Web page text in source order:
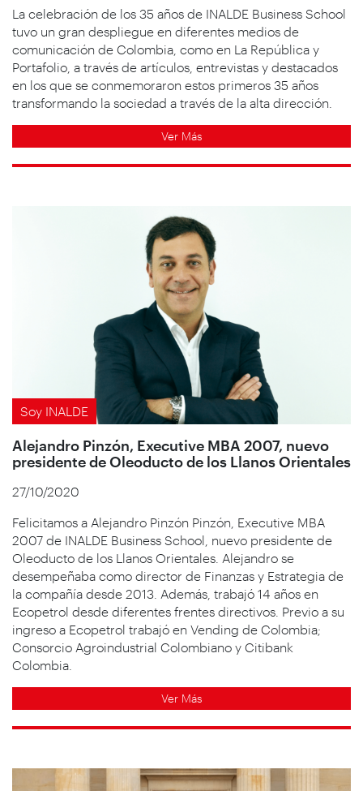
La celebración de los 35 años de INALDE Business School
tuvo un gran despliegue en diferentes medios de
comunicación de Colombia, como en La República y
Portafolio, a través de artículos, entrevistas y destacados
en los que se conmemoraron estos primeros 35 años
transformando la sociedad a través de la alta dirección.
Ver Más
Soy INALDE
Alejandro Pinzón, Executive MBA 2007, nuevo
presidente de Oleoducto de los Llanos Orientales
27/10/2020
Felicitamos a Alejandro Pinzón Pinzón, Executive MBA
2007 de INALDE Business School, nuevo presidente de
Oleoducto de los Llanos Orientales. Alejandro se
desempeñaba como director de Finanzas y Estrategia de
la compañía desde 2013. Además, trabajó 14 años en
Ecopetrol desde diferentes frentes directivos. Previo a su
ingreso a Ecopetrol trabajó en Vending de Colombia;
Consorcio Agroindustrial Colombiano y Citibank
Colombia.
Ver Más